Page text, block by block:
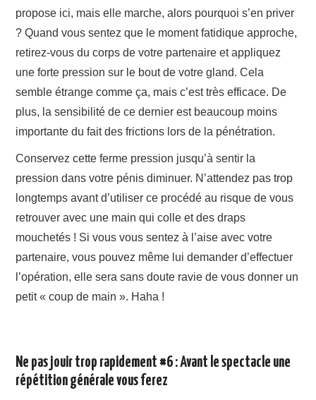
propose ici, mais elle marche, alors pourquoi s’en priver
? Quand vous sentez que le moment fatidique approche,
retirez-vous du corps de votre partenaire et appliquez
une forte pression sur le bout de votre gland. Cela
semble étrange comme ça, mais c’est très efficace. De
plus, la sensibilité de ce dernier est beaucoup moins
importante du fait des frictions lors de la pénétration.
Conservez cette ferme pression jusqu’à sentir la
pression dans votre pénis diminuer. N’attendez pas trop
longtemps avant d’utiliser ce procédé au risque de vous
retrouver avec une main qui colle et des draps
mouchetés ! Si vous vous sentez à l’aise avec votre
partenaire, vous pouvez même lui demander d’effectuer
l’opération, elle sera sans doute ravie de vous donner un
petit « coup de main ». Haha !
Ne pas jouir trop rapidement #6 : Avant le spectacle une
répétition générale vous ferez